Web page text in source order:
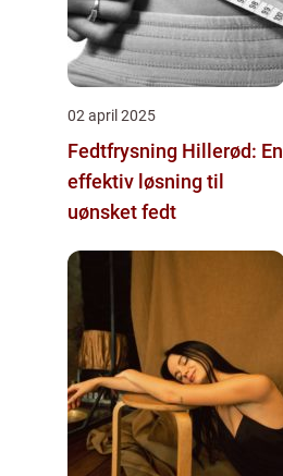
02 april 2025
Fedtfrysning Hillerød: En
effektiv løsning til
uønsket fedt